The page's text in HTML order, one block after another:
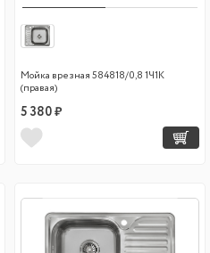
Мойка врезная 584818/0,8 1Ч1К
(правая)
5 380 ₽